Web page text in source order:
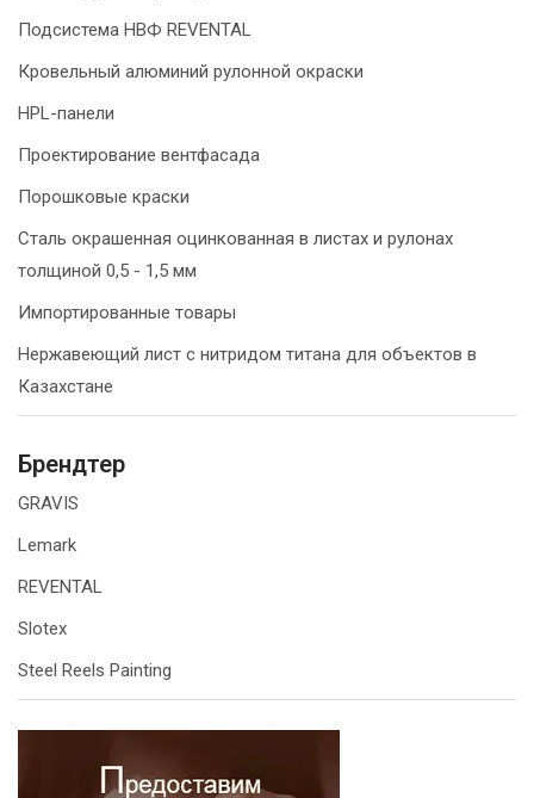
Подсистема НВФ REVENTAL
Кровельный алюминий рулонной окраски
HPL-панели
Проектирование вентфасада
Порошковые краски
Сталь окрашенная оцинкованная в листах и рулонах
толщиной 0,5 - 1,5 мм
Импортированные товары
Нержавеющий лист с нитридом титана для объектов в
Казахстане
Брендтер
GRAVIS
Lemark
REVENTAL
Slotex
Steel Reels Painting